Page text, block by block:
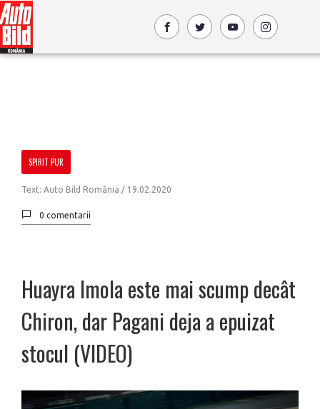
SPIRIT PUR
Text: Auto Bild România / 19.02.2020
0 comentarii
Huayra Imola este mai scump decât
Chiron, dar Pagani deja a epuizat
stocul (VIDEO)